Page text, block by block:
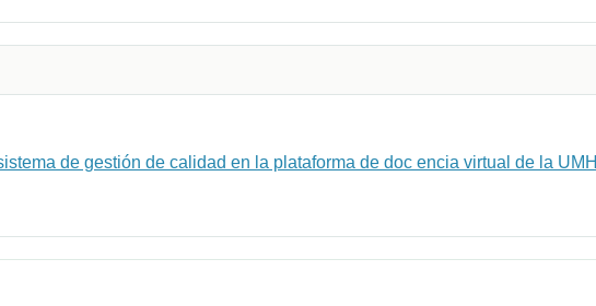
de gestión de calidad en la plataforma de doc encia virtual de la UMH